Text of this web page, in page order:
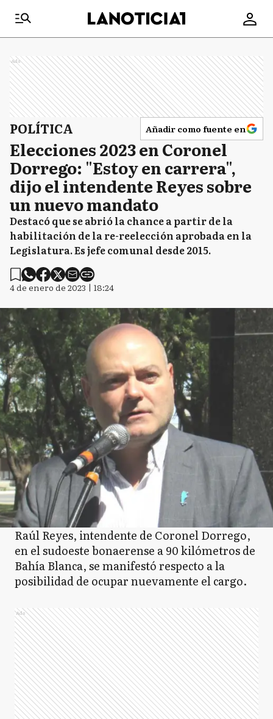
Ads
POLÍTICA Añadir como fuente en
Elecciones 2023 en Coronel
Dorrego: "Estoy en carrera",
dijo el intendente Reyes sobre
un nuevo mandato
Destacó que se abrió la chance a partir de la
habilitación de la re-reelección aprobada en la
Legislatura. Es jefe comunal desde 2015.
4 de enero de 2023 | 18:24
Raúl Reyes, intendente de Coronel Dorrego,
en el sudoeste bonaerense a 90 kilómetros de
Bahía Blanca, se manifestó respecto a la
posibilidad de ocupar nuevamente el cargo.
Ads